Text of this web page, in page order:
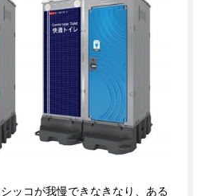
ッコが我慢できなきなり、ある